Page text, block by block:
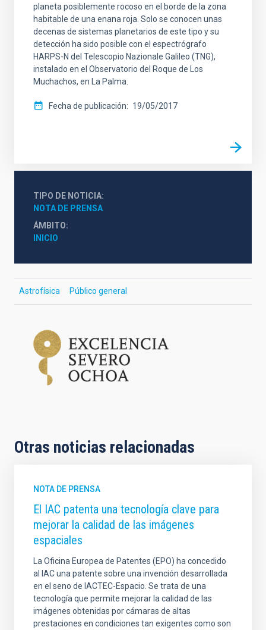
planeta posiblemente rocoso en el borde de la zona
habitable de una enana roja. Solo se conocen unas
decenas de sistemas planetarios de este tipo y su
detección ha sido posible con el espectrógrafo
HARPS-N del Telescopio Nazionale Galileo (TNG),
instalado en el Observatorio del Roque de Los
Muchachos, en La Palma.
Fecha de publicación 19/05/2017
TIPO DE NOTICIA
NOTA DE PRENSA
ÁMBITO
INICIO
Astrofísica Público general
Otras noticias relacionadas
NOTA DE PRENSA
El IAC patenta una tecnología clave para
mejorar la calidad de las imágenes
espaciales
La Oficina Europea de Patentes (EPO) ha concedido
al IAC una patente sobre una invención desarrollada
en el seno de IACTEC-Espacio. Se trata de una
tecnología que permite mejorar la calidad de las
imágenes obtenidas por cámaras de altas
prestaciones en condiciones tan exigentes como son